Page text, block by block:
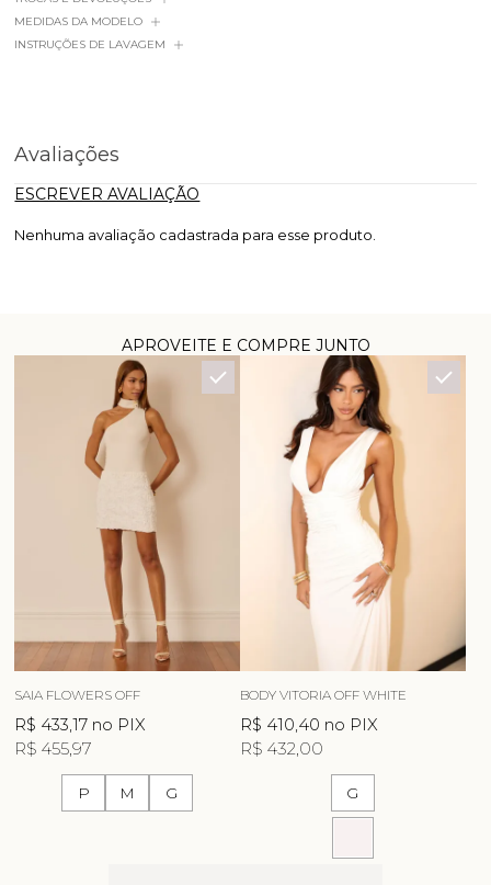
MEDIDAS DA MODELO
INSTRUÇÕES DE LAVAGEM
Avaliações
ESCREVER AVALIAÇÃO
Nenhuma avaliação cadastrada para esse produto.
APROVEITE E COMPRE JUNTO
SAIA FLOWERS OFF
R$ 433,17 no PIX
R$ 455,97
P M G
BODY VITORIA OFF WHITE
R$ 410,40 no PIX
R$ 432,00
G